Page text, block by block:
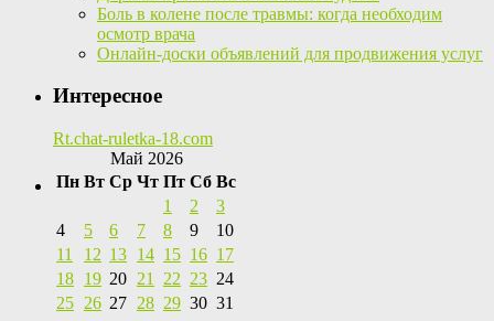
Боль в колене после травмы: когда необходим
осмотр врача
Онлайн-доски объявлений для продвижения услуг
Интересное
Rt.chat-ruletka-18.com
Май 2026
Пн Вт Ср Чт Пт Сб Вс
1 2
3
4
5 6 7 8 9
10
11
12 13 14 15 16 17
18 19 20 21 22 23 24
25 26 27 28 29 30 31